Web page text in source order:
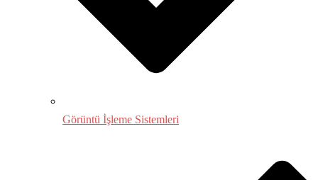
Görüntü İşleme Sistemleri